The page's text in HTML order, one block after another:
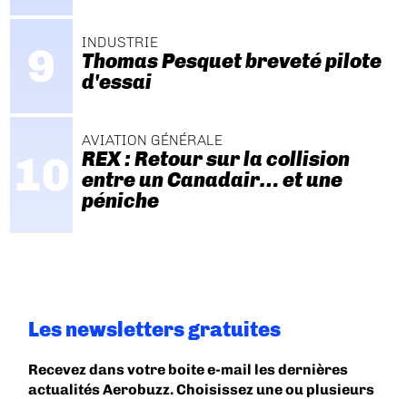
INDUSTRIE
Thomas Pesquet breveté pilote
d'essai
AVIATION GÉNÉRALE
REX : Retour sur la collision
entre un Canadair… et une
péniche
Les newsletters gratuites
Recevez dans votre boite e-mail les dernières
actualités Aerobuzz. Choisissez une ou plusieurs